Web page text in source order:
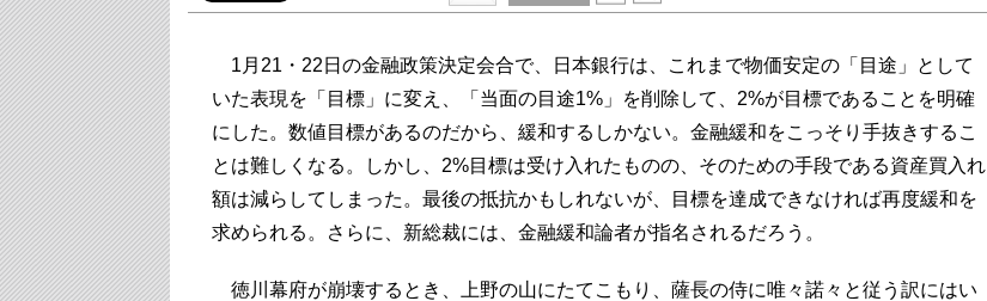
1月21・22日の金融政策決定会合で、日本銀行は、これまで物価安定の「目途」として
いた表現を「目標」に変え、「当面の目途1%」を削除して、2%が目標であることを明確
にした。数値目標があるのだから、緩和するしかない。金融緩和をこっそり手抜きするこ
とは難しくなる。しかし、2%目標は受け入れたものの、そのための手段である資産買入れ
額は減らしてしまった。最後の抵抗かもしれないが、目標を達成できなければ再度緩和を
求められる。さらに、新総裁には、金融緩和論者が指名されるだろう。
徳川幕府が崩壊するとき、上野の山にたてこもり、薩長の侍に唯々諾々と従う訳にはい